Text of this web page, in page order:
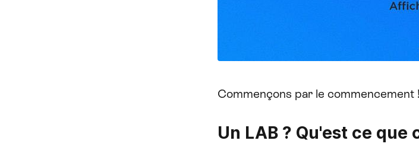
Commençons par le commencement !
Un LAB ? Qu'est ce que